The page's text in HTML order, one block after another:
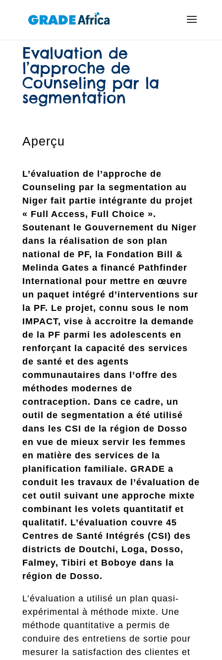
Evaluation de
l’approche de
Counseling par la
segmentation
Aperçu
L’évaluation de l’approche de
Counseling par la segmentation au
Niger fait partie intégrante du projet
« Full Access, Full Choice ».
Soutenant le Gouvernement du Niger
dans la réalisation de son plan
national de PF, la Fondation Bill &
Melinda Gates a financé Pathfinder
International pour mettre en œuvre
un paquet intégré d’interventions sur
la PF. Le projet, connu sous le nom
IMPACT, vise à accroitre la demande
de la PF parmi les adolescents en
renforçant la capacité des services
de santé et des agents
communautaires dans l’offre des
méthodes modernes de
contraception. Dans ce cadre, un
outil de segmentation a été utilisé
dans les CSI de la région de Dosso
en vue de mieux servir les femmes
en matière des services de la
planification familiale. GRADE a
conduit les travaux de l’évaluation de
cet outil suivant une approche mixte
combinant les volets quantitatif et
qualitatif. L’évaluation couvre 45
Centres de Santé Intégrés (CSI) des
districts de Doutchi, Loga, Dosso,
Falmey, Tibiri et Boboye dans la
région de Dosso.
L’évaluation a utilisé un plan quasi-
expérimental à méthode mixte. Une
méthode quantitative a permis de
conduire des entretiens de sortie pour
mesurer la satisfaction des clientes et